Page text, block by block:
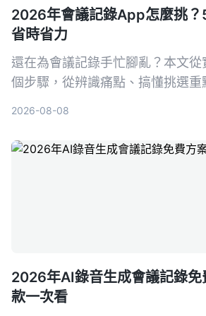
2026年會議記錄App怎麼挑？
省時省力
還在為會議記錄手忙腳亂？本文
個步驟，從辨識痛點、搞懂挑選重
的會議記錄幫手，再也不怕漏掉關
2026-08-08
2026年AI錄音生成會議記錄免
款一次看